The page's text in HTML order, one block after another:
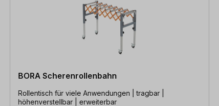
BORA Scherenrollenbahn
Rollentisch für viele Anwendungen | tragbar |
höhenverstellbar | erweiterbar